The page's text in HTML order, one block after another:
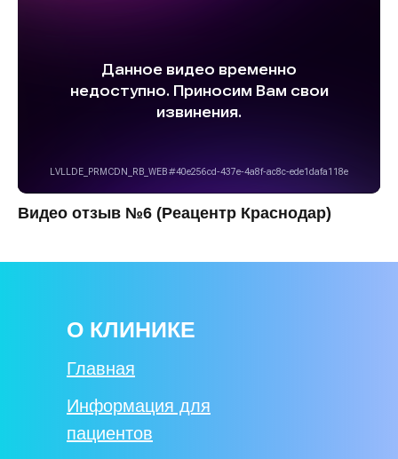
Видео отзыв №6 (Реацентр Краснодар)
О КЛИНИКЕ
Главная
Информация для
пациентов